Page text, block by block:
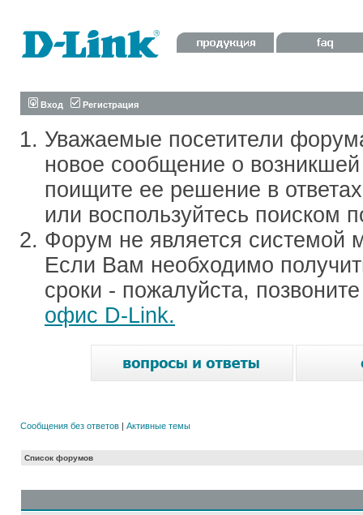
Вход Регистрация
Уважаемые посетители
новое сообщение о
поищите ее решение в
или воспользуйтесь поиском
Форум не является системой
Если Вам необходимо
сроки - пожалуйста,
офис D-Link.
Сообщения без ответов | Активные темы
Список форумов